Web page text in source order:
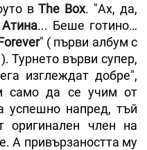
вThe Box. "Ах, да,
Атина... Беше готино…
" ( първи албум с
Турнето върви супер,
изглеждат добре",
само да се учим от
успешно напред, тъй
оригинален член на
А привързаността му